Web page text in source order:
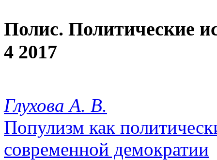
Полис. Политические
4 2017
Глухова А. В.
Популизм как
современной демократии